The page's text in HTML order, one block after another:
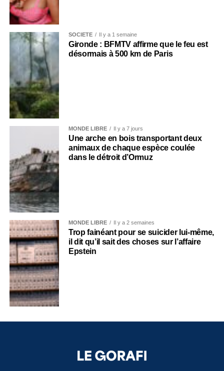
SOCIÉTÉ Il y a 1 semaine
Gironde : BFMTV affirme que le feu est
désormais à 500 km de Paris
MONDE LIBRE Il y a 7 jours
Une arche en bois transportant deux
animaux de chaque espèce coulée
dans le détroit d’Ormuz
MONDE LIBRE Il y a 2 semaines
Trop fainéant pour se suicider lui-même,
il dit qu’il sait des choses sur l’affaire
Epstein